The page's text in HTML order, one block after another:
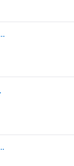
Processor (CPU) Tray Socket (PC): AM5 120W
koeler)
4,2/ 5,0 ghz, 8xcore ht, 96mb, 120w